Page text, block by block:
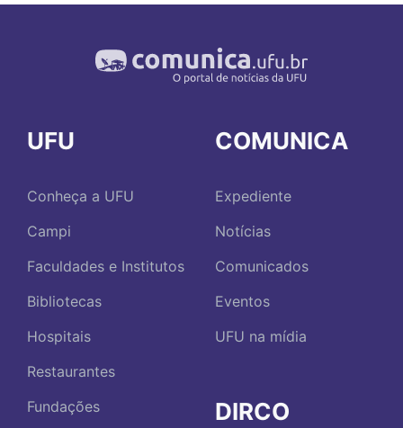
UFU
Conheça a UFU
Campi
Faculdades e Institutos
Bibliotecas
Hospitais
Restaurantes
Fundações
COMUNICA
Expediente
Notícias
Comunicados
Eventos
UFU na mídia
DIRCO